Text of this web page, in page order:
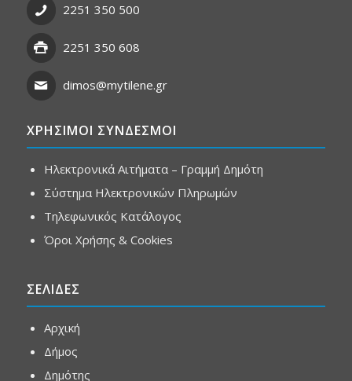
2251 350 500
2251 350 608
dimos@mytilene.gr
ΧΡΗΣΙΜΟΙ ΣΥΝΔΕΣΜΟΙ
Ηλεκτρονικά Αιτήματα – Γραμμή Δημότη
Σύστημα Ηλεκτρονικών Πληρωμών
Τηλεφωνικός Κατάλογος
Όροι Χρήσης & Cookies
ΣΕΛΙΔΕΣ
Αρχική
Δήμος
Δημότης